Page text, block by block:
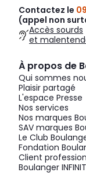
Contactez le
(appel non
Accès sourds
et
À propos de
Qui sommes
Plaisir partagé
L'espace Presse
Nos services
Nos marques
SAV marques
Le Club
Fondation
Client
Boulanger